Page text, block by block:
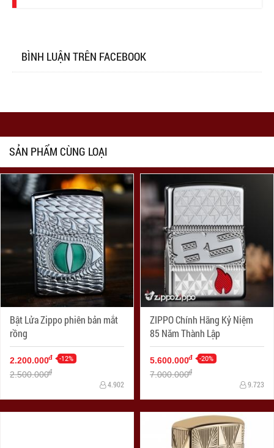
BÌNH LUẬN TRÊN FACEBOOK
SẢN PHẨM CÙNG LOẠI
Bật Lửa Zippo phiên bản mắt
rồng
2.200.000đ -12%
2.500.000đ
4.902
ZIPPO Chính Hãng Kỷ Niệm
85 Năm Thành Lập
5.600.000đ -20%
7.000.000đ
9.723